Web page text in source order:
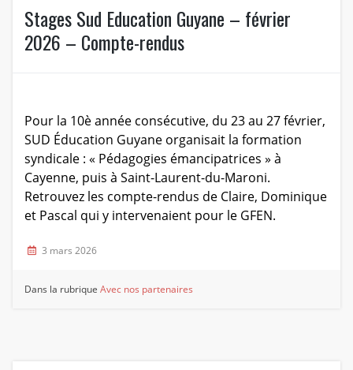
Stages Sud Education Guyane – février
2026 – Compte-rendus
Pour la 10è année consécutive, du 23 au 27 février,
SUD Éducation Guyane organisait la formation
syndicale : « Pédagogies émancipatrices » à
Cayenne, puis à Saint-Laurent-du-Maroni.
Retrouvez les compte-rendus de Claire, Dominique
et Pascal qui y intervenaient pour le GFEN.
3 mars 2026
Dans la rubriqueAvec nos partenaires